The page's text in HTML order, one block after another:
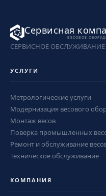
Сервисная
ВЕСОВОЕ
СЕРВИСНОЕ
УСЛУГИ
Метрологические услуги
Модернизация весового
Монтаж весов
Поверка промышленных
Ремонт и обслуживание
Техническое обслуживание
КОМПАНИЯ